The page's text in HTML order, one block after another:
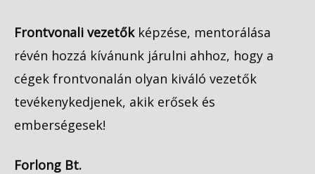
Frontvonali vezetőkképzése, mentorálása
révén hozzá kívánunk járulni ahhoz, hogy a
cégek frontvonalán olyan kiváló vezetők
tevékenykedjenek, akik erősek és
emberségesek!
Forlong Bt.